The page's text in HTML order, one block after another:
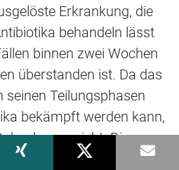
Erkrankung, die
behandeln lässt
binnen zwei Wochen
überstanden ist. Da das
seinen Teilungsphasen
bekämpft werden kann,
nicht. Die
aus, dass die